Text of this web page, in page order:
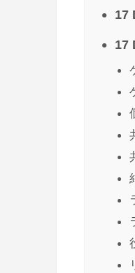
17
17